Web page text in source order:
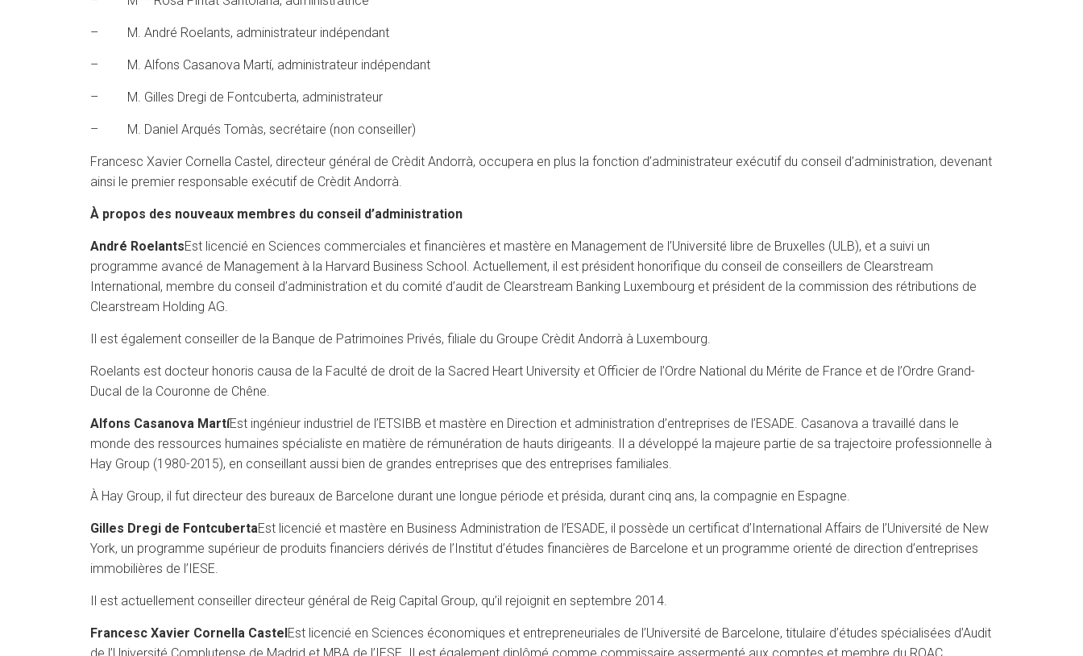
– M. André Roelants, administrateur indépendant
– M. Alfons Casanova Martí, administrateur indépendant
– M. Gilles Dregi de Fontcuberta, administrateur
– M. Daniel Arqués Tomàs, secrétaire (non conseiller)
Francesc Xavier Cornella Castel, directeur général de Crèdit Andorrà, occupera en plus la fonction d’administrateur exécutif du conseil d’administration, devenant
ainsi le premier responsable exécutif de Crèdit Andorrà.
À propos des nouveaux membres du conseil d’administration
André RoelantsEst licencié en Sciences commerciales et financières et mastère en Management de l’Université libre de Bruxelles (ULB), et a suivi un
programme avancé de Management à la Harvard Business School. Actuellement, il est président honorifique du conseil de conseillers de Clearstream
International, membre du conseil d’administration et du comité d’audit de Clearstream Banking Luxembourg et président de la commission des rétributions de
Clearstream Holding AG.
Il est également conseiller de la Banque de Patrimoines Privés, filiale du Groupe Crèdit Andorrà à Luxembourg.
Roelants est docteur honoris causa de la Faculté de droit de la Sacred Heart University et Officier de l’Ordre National du Mérite de France et de l’Ordre Grand-
Ducal de la Couronne de Chêne.
Alfons Casanova MartíEst ingénieur industriel de l’ETSIBB et mastère en Direction et administration d’entreprises de l’ESADE. Casanova a travaillé dans le
monde des ressources humaines spécialiste en matière de rémunération de hauts dirigeants. Il a développé la majeure partie de sa trajectoire professionnelle à
Hay Group (1980-2015), en conseillant aussi bien de grandes entreprises que des entreprises familiales.
À Hay Group, il fut directeur des bureaux de Barcelone durant une longue période et présida, durant cinq ans, la compagnie en Espagne.
Gilles Dregi de FontcubertaEst licencié et mastère en Business Administration de l’ESADE, il possède un certificat d’International Affairs de l’Université de New
York, un programme supérieur de produits financiers dérivés de l’Institut d’études financières de Barcelone et un programme orienté de direction d’entreprises
immobilières de l’IESE.
Il est actuellement conseiller directeur général de Reig Capital Group, qu’il rejoignit en septembre 2014.
Francesc Xavier Cornella CastelEst licencié en Sciences économiques et entrepreneuriales de l’Université de Barcelone, titulaire d’études spécialisées d’Audit